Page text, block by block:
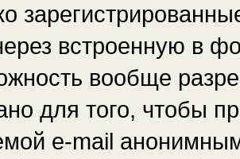
встроенную в
вообще
для того, чтобы
e-mail